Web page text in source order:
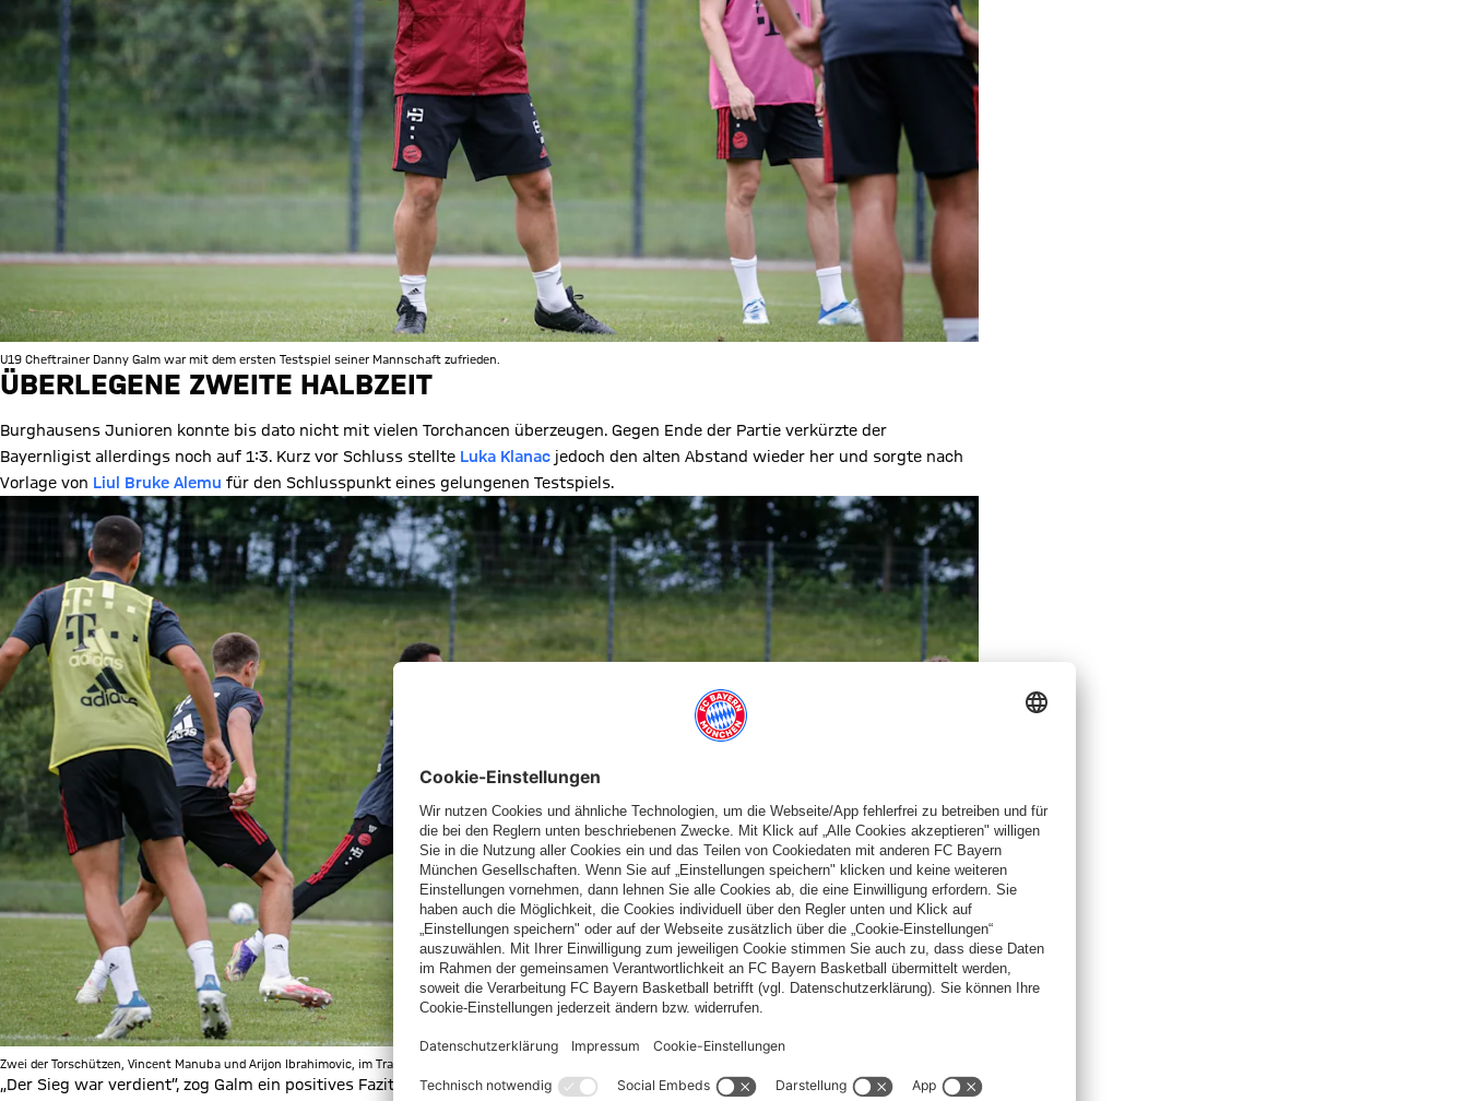
U19 Cheftrainer Danny Galm war mit dem ersten Testspiel seiner Mannschaft zufrieden.
ÜBERLEGENE ZWEITE HALBZEIT
Burghausens Junioren konnte bis dato nicht mit vielen Torchancen überzeugen. Gegen Ende der Partie verkürzte der
Bayernligist allerdings noch auf 1:3. Kurz vor Schluss stellte Luka Klanac jedoch den alten Abstand wieder her und sorgte nach
Vorlage von Liul Bruke Alemu für den Schlusspunkt eines gelungenen Testspiels.
Zwei der Torschützen, Vincent Manuba und Arijon Ibrahimovic, im Training im Duell gegeneinander.
„Der Sieg war verdient”, zog Galm ein positives Fazit: „Wir hatten über das ganze Spiel hinweg mehr Kontrolle über Burghausen